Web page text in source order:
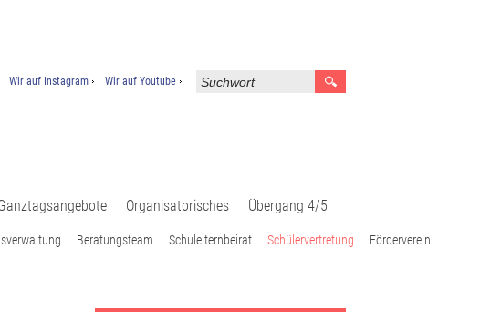
Wir auf Instagram Wir auf Youtube
Beratungsteam Schulelternbeirat Schülervertretung Förderverein
Organisatorisches Übergang 4/5